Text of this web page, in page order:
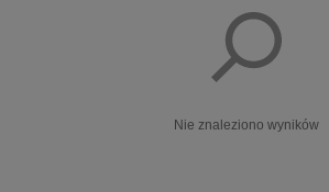
Nie znaleziono wyników